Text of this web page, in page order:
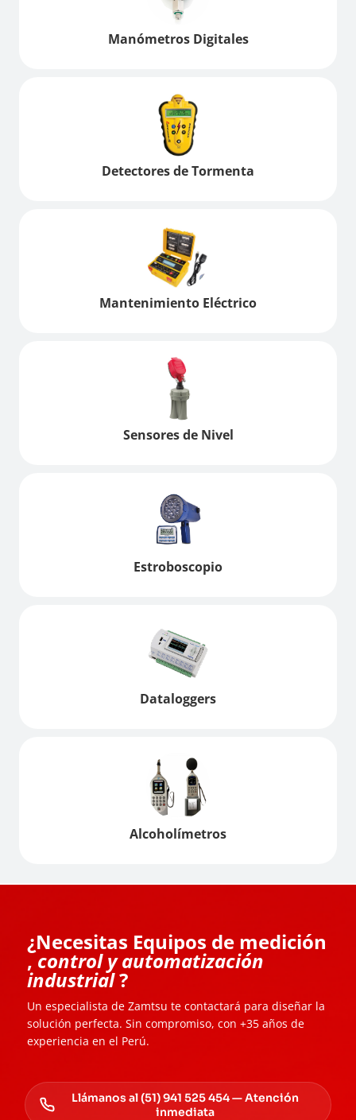
Manómetros Digitales
Detectores de Tormenta
Mantenimiento Eléctrico
Sensores de Nivel
Estroboscopio
Dataloggers
Alcoholímetros
¿Necesitas Equipos de medición
,control y automatización
industrial?
Un especialista de Zamtsu te contactará para diseñar la
solución perfecta. Sin compromiso, con +35 años de
experiencia en el Perú.
Llámanos al (51) 941 525 454 — Atención
inmediata